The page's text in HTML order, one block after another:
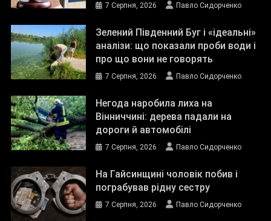
7 Серпня, 2026 Павло Сидорченко
Зелений Південний Буг і «ідеальні»
аналізи: що показали проби води і
про що вони не говорять
7 Серпня, 2026 Павло Сидорченко
Негода наробила лиха на
Вінниччині: дерева падали на
дороги й автомобілі
7 Серпня, 2026 Павло Сидорченко
На Гайсинщині чоловік побив і
пограбував рідну сестру
7 Серпня, 2026 Павло Сидорченко